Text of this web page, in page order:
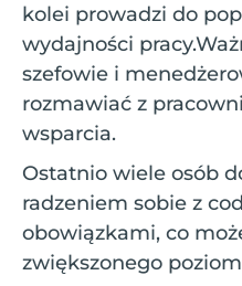
kolei prowadzi do
wydajności
szefowie i
rozmawiać z
wsparcia.
Ostatnio wiele osób
radzeniem sobie z
obowiązkami, co
zwiększonego